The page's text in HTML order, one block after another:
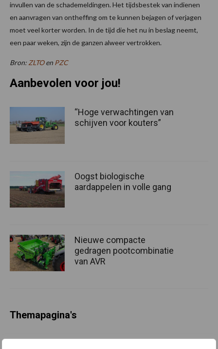
invullen van de schademeldingen. Het tijdsbestek van indienen
en aanvragen van ontheffing om te kunnen bejagen of verjagen
moet veel korter worden. In de tijd die het nu in beslag neemt,
een paar weken, zijn de ganzen alweer vertrokken.
Bron: ZLTOen PZC
Aanbevolen voor jou!
“Hoge verwachtingen van
schijven voor kouters”
Oogst biologische
aardappelen in volle gang
Nieuwe compacte
gedragen pootcombinatie
van AVR
Themapagina's
Machines Duurzaamheid